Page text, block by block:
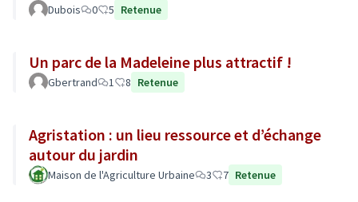
Dubois 0 5 Retenue
Un parc de la Madeleine plus attractif !
Gbertrand 1 8 Retenue
Agristation : un lieu ressource et d’échange
autour du jardin
Maison de l'Agriculture Urbaine 3 7 Retenue